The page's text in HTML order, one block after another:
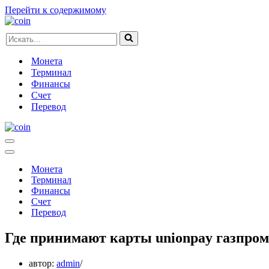
Перейти к содержимому
Искать...
Монета
Терминал
Финансы
Счет
Перевод
Меню
навигации
Меню
навигацииМонета
Терминал
Финансы
Счет
Перевод
Где принимают карты unionpay
автор: admin